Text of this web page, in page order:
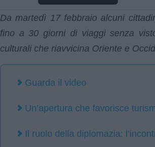
Da martedì 17 febbraio alcuni
fino a 30 giorni di viaggi senza
culturali che riavvicina Oriente e
Guarda il video
Un’apertura che favorisce
Il ruolo della diplomazia: